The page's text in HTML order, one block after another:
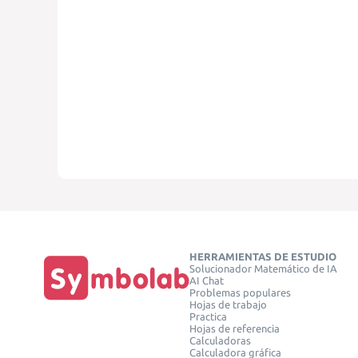
HERRAMIENTAS DE ESTUDIO
Solucionador Matemático de IA
AI Chat
Problemas populares
Hojas de trabajo
Practica
Hojas de referencia
Calculadoras
Calculadora gráfica